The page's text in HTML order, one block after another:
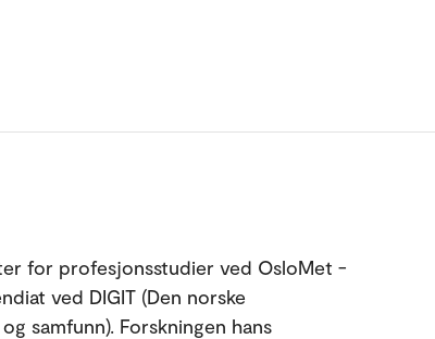
for profesjonsstudier ved OsloMet -
ved DIGIT (Den norske
samfunn). Forskningen hans